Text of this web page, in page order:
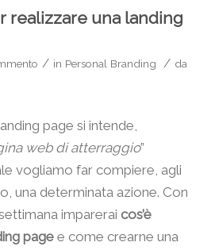
realizzare una landing
/ in Personal Branding / da
page si intende,
web di atterraggio”
vogliamo far compiere, agli
una determinata azione. Con
imparerai cos’è
pagee come crearne una